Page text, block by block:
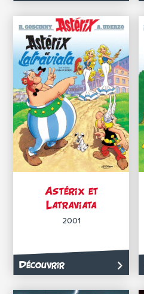
Astérix et
Latraviata
2001
Découvrir